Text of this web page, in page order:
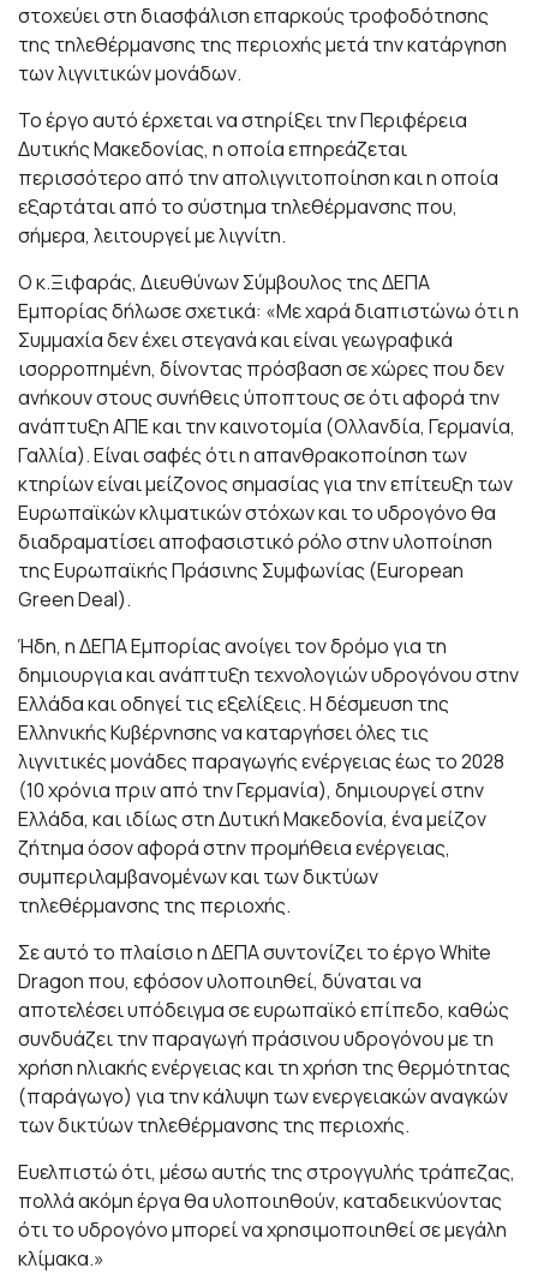
στοχεύει στη διασφάλιση επαρκούς τροφοδότησης
της τηλεθέρμανσης της περιοχής μετά την κατάργηση
των λιγνιτικών μονάδων.
Το έργο αυτό έρχεται να στηρίξει την Περιφέρεια
Δυτικής Μακεδονίας, η οποία επηρεάζεται
περισσότερο από την απολιγνιτοποίηση και η οποία
εξαρτάται από το σύστημα τηλεθέρμανσης που,
σήμερα, λειτουργεί με λιγνίτη.
Ο κ.Ξιφαράς, Διευθύνων Σύμβουλος της ΔΕΠΑ
Εμπορίας δήλωσε σχετικά: «Με χαρά διαπιστώνω ότι η
Συμμαχία δεν έχει στεγανά και είναι γεωγραφικά
ισορροπημένη, δίνοντας πρόσβαση σε χώρες που δεν
ανήκουν στους συνήθεις ύποπτους σε ότι αφορά την
ανάπτυξη ΑΠΕ και την καινοτομία (Ολλανδία, Γερμανία,
Γαλλία). Είναι σαφές ότι η απανθρακοποίηση των
κτηρίων είναι μείζονος σημασίας για την επίτευξη των
Ευρωπαϊκών κλιματικών στόχων και το υδρογόνο θα
διαδραματίσει αποφασιστικό ρόλο στην υλοποίηση
της Ευρωπαϊκής Πράσινης Συμφωνίας (European
Green Deal).
Ήδη, η ΔΕΠΑ Εμπορίας ανοίγει τον δρόμο για τη
δημιουργια και ανάπτυξη τεχνολογιών υδρογόνου στην
Ελλάδα και οδηγεί τις εξελίξεις. Η δέσμευση της
Ελληνικής Κυβέρνησης να καταργήσει όλες τις
λιγνιτικές μονάδες παραγωγής ενέργειας έως το 2028
(10 χρόνια πριν από την Γερμανία), δημιουργεί στην
Ελλάδα, και ιδίως στη Δυτική Μακεδονία, ένα μείζον
ζήτημα όσον αφορά στην προμήθεια ενέργειας,
συμπεριλαμβανομένων και των δικτύων
τηλεθέρμανσης της περιοχής.
Σε αυτό το πλαίσιο η ΔΕΠΑ συντονίζει το έργο White
Dragon που, εφόσον υλοποιηθεί, δύναται να
αποτελέσει υπόδειγμα σε ευρωπαϊκό επίπεδο, καθώς
συνδυάζει την παραγωγή πράσινου υδρογόνου με τη
χρήση ηλιακής ενέργειας και τη χρήση της θερμότητας
(παράγωγο) για την κάλυψη των ενεργειακών αναγκών
των δικτύων τηλεθέρμανσης της περιοχής.
Ευελπιστώ ότι, μέσω αυτής της στρογγυλής τράπεζας,
πολλά ακόμη έργα θα υλοποιηθούν, καταδεικνύοντας
ότι το υδρογόνο μπορεί να χρησιμοποιηθεί σε μεγάλη
κλίμακα.»